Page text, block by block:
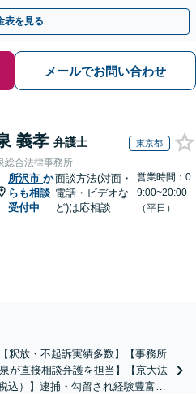
・治療までサポート
表を見る
メールでお問い合わせ
義孝 弁護士 東京都
総合法律事務所
所沢市 か
らも相談
受付中
面談方法(対面・
電話・ビデオな
ど)は応相談
営業時間：0
9:00~20:00
（平日）
釈放・不起訴実績多数】【事務所
が直接相談弁護を担当】【京大法
込）】逮捕・勾留され経験豊富な